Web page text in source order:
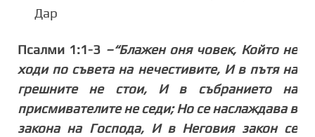
Дар
Псалми 1:1-3 –“Блажен оня човек, Който не
ходи по съвета на нечестивите, И в пътя на
грешните не стои, И в събранието на
присмивателите не седи; Но се наслаждава в
закона на Господа, И в Неговия закон се